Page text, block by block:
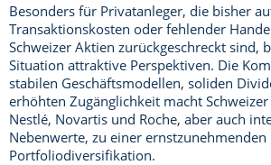
Besonders für Privatanleger, die bisher
Transaktionskosten oder fehlender
Schweizer Aktien zurückgeschreckt sind,
Situation attraktive Perspektiven. Die
stabilen Geschäftsmodellen, soliden
erhöhten Zugänglichkeit macht
Nestlé, Novartis und Roche, aber auch
Nebenwerte, zu einer
Portfoliodiversifikation.